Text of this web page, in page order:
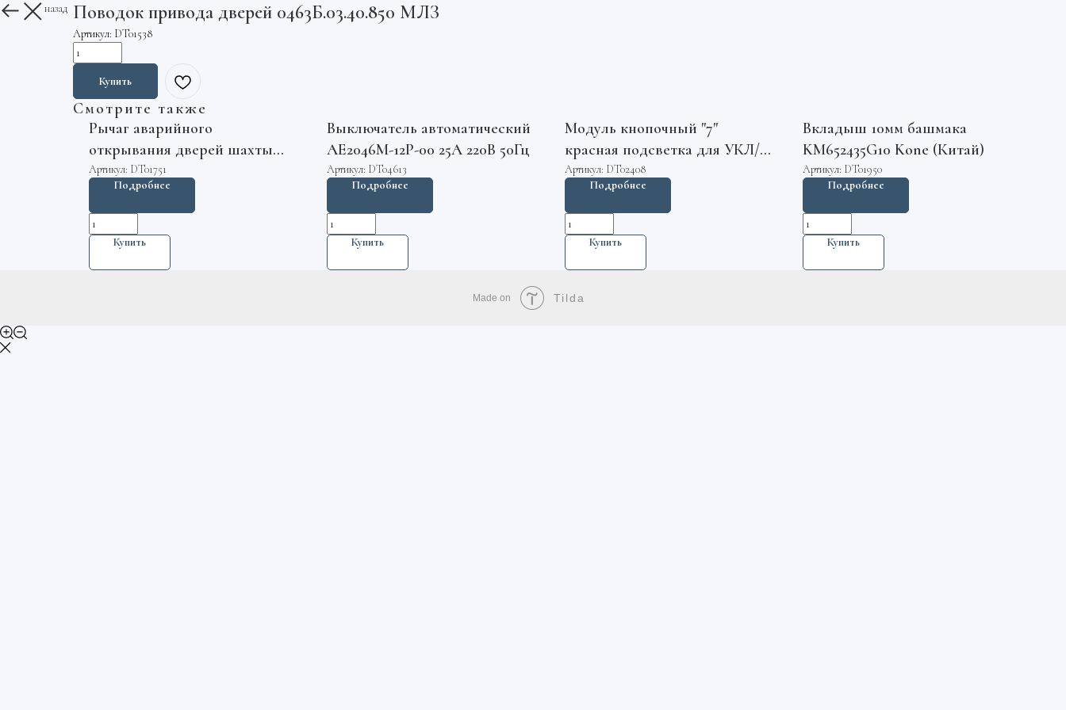
Вернуться назад Поводок привода дверей 0463Б.03.40.850 МЛЗ
Артикул: DT01538
Купить
Смотрите также
Рычаг аварийного
открывания дверей шахты
лифта L=316мм 0411.56.09.020
МЛЗ
Артикул: DT01751
Подробнее
Купить
Выключатель автоматический
АЕ2046М-12Р-00 25А 220В 50Гц
Артикул: DT04613
Подробнее
Купить
Модуль кнопочный "7"
красная подсветка для УКЛ/
ШУЛМ AVOX AV-BTM
Genemek
Артикул: DT02408
Подробнее
Купить
Вкладыш 10мм башмака
KM652435G10 Kone (Китай)
Артикул: DT01950
Подробнее
Купить
Made on Tilda